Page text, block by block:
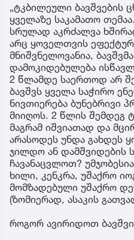
„ტკბილეული ბავშვების
ყველაზე საკამათო
სრულად აკრძალვა
არც ყოველთვის
მნიშვნელოვანია,
დამოკიდებულება
2 წლამდე საერთოდ არ
ბავშვს ყველა საჭირო
ნივთიერება ბუნებრივი
მიიღოს. 2 წლის შემდეგ
მაგრამ იშვიათად და
არასოდეს უნდა გახდეს
ჯილდო ან დამშვიდების
ჩავანაცვლოთ?
ხილი, კენკრა, უშაქრო
მომზადებული უშაქრო
(ზომიერად, ასაკის
როგორ ავირიდოთ